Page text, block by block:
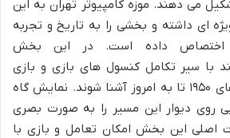
می دهند. موزه کامپیوتر تهران به این
ای داشته و بخشی را به تاریخ و تجربه
اختصاص داده است. در این بخش
با سیر تکامل کنسول های بازی و بازی
های ویدئویی از دهه های ۱۹۵۰ تا به امروز آشنا شوند. نمایش گاه
روی دیوار این مسیر را به صورت بصری
اصلی این بخش امکان تعامل و بازی با